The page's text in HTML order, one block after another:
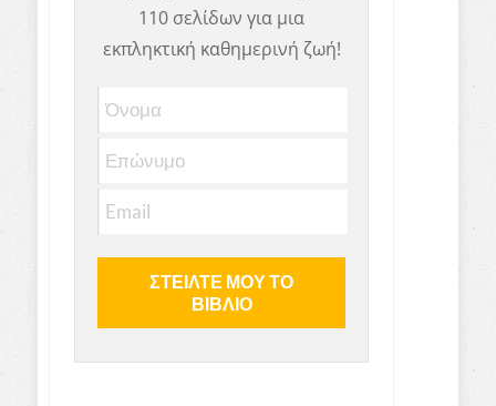
110 σελίδων για μια
εκπληκτική καθημερινή ζωή!